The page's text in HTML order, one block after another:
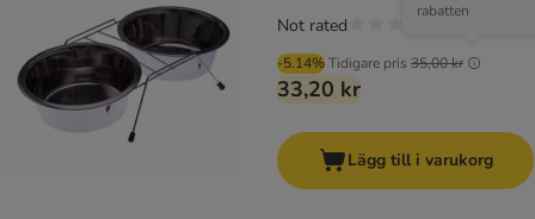
-5.14%Tidigare pris 35,00 kr
rabatten
33,20 kr
Not rated
Lägg till i varukorg